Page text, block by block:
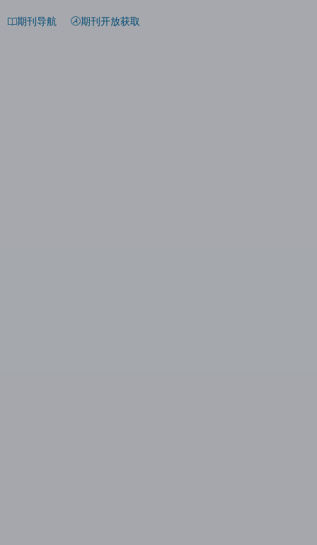
期刊导航 期刊开放获取